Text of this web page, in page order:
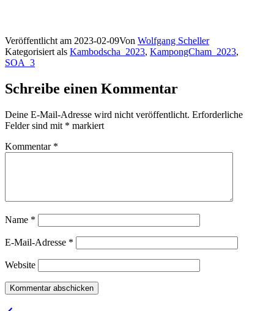
Veröffentlicht am 2023-02-09Von Wolfgang Scheller
Kategorisiert als Kambodscha_2023, KampongCham_2023,
SOA_3
Schreibe einen Kommentar
Deine E-Mail-Adresse wird nicht veröffentlicht. Erforderliche
Felder sind mit * markiert
Kommentar *
Name *
E-Mail-Adresse *
Website